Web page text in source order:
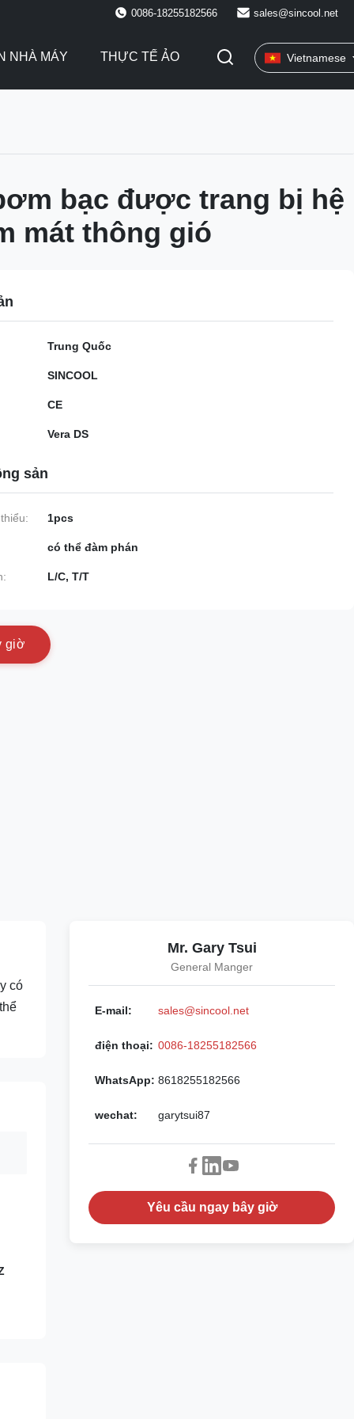
0086-18255182566 sales@sincool.net
NHÀ MÁY THỰC TẾ ẢO Vietnamese
bạc được trang bị hệ
mát thông gió
Trung Quốc
SINCOOL
CE
Vera DS
sản
1pcs
có thể đàm phán
L/C, T/T
giờ
có
Mr. Gary Tsui
General Manger
E-mail: sales@sincool.net
điện thoại: 0086-18255182566
WhatsApp: 8618255182566
wechat: garytsui87
Yêu cầu ngay bây giờ